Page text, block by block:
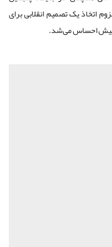
اتخاذ یک تصمیم انقلابی برای
پیش احساس می‌شد.